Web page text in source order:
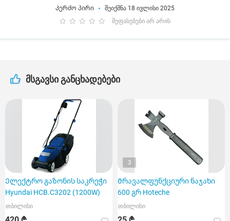
Კერძო პირი
შეიქმნა 18 ივლისი 2025
შეფასებები არ არის
მსგავსი განცხადებები
Ელექტრო გაზონის საკრეჭი
Hyundai HCB.C3202 (1200W)
თბილისი
3
Მრავალფუნქციური ნაჯახი
600 გრ Hoteche
თბილისი